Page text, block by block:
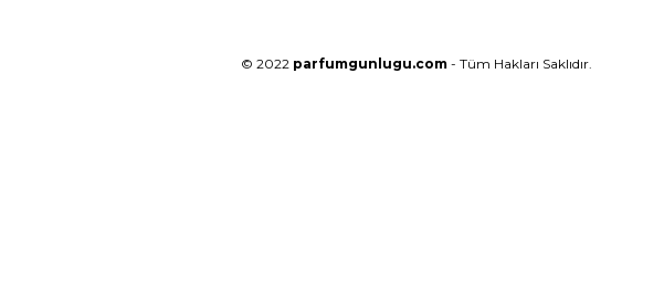
© 2022 parfumgunlugu.com - Tüm Hakları Saklıdır.